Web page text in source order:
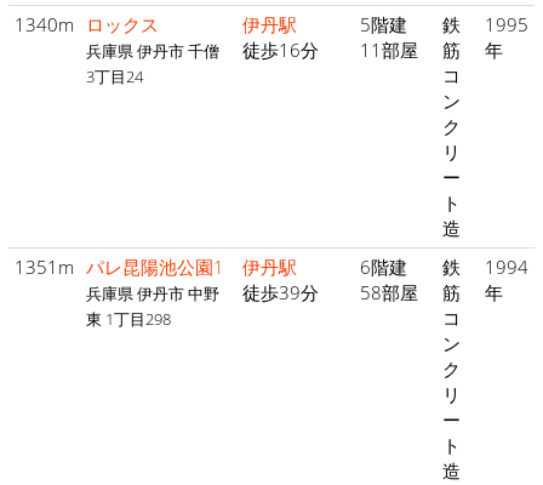
1340m ロックス
兵庫県 伊丹市 千僧
3丁目24
伊丹駅
徒歩16分
5階建
11部屋
鉄
筋
コ
ン
ク
リ
ー
ト
造
1995
年
1351m パレ昆陽池公園1
兵庫県 伊丹市 中野
東 1丁目298
伊丹駅
徒歩39分
6階建
58部屋
鉄
筋
コ
ン
ク
リ
ー
ト
造
1994
年